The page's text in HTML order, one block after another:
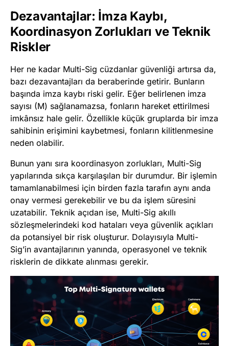
Dezavantajlar: İmza Kaybı,
Koordinasyon Zorlukları ve Teknik
Riskler
Her ne kadar Multi-Sig cüzdanlar güvenliği artırsa da,
bazı dezavantajları da beraberinde getirir. Bunların
başında imza kaybı riski gelir. Eğer belirlenen imza
sayısı (M) sağlanamazsa, fonların hareket ettirilmesi
imkânsız hale gelir. Özellikle küçük gruplarda bir imza
sahibinin erişimini kaybetmesi, fonların kilitlenmesine
neden olabilir.
Bunun yanı sıra koordinasyon zorlukları, Multi-Sig
yapılarında sıkça karşılaşılan bir durumdur. Bir işlemin
tamamlanabilmesi için birden fazla tarafın aynı anda
onay vermesi gerekebilir ve bu da işlem süresini
uzatabilir. Teknik açıdan ise, Multi-Sig akıllı
sözleşmelerindeki kod hataları veya güvenlik açıkları
da potansiyel bir risk oluşturur. Dolayısıyla Multi-
Sig’in avantajlarının yanında, operasyonel ve teknik
risklerin de dikkate alınması gerekir.